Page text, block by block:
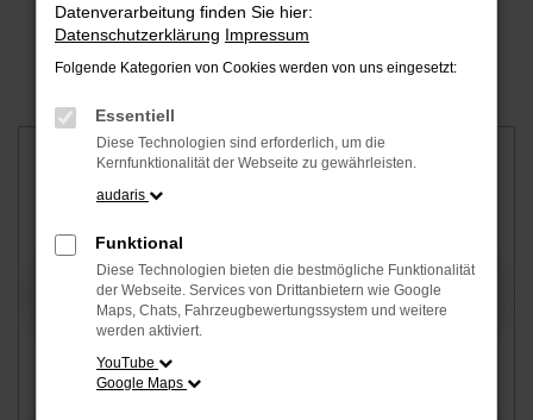
Wir finden jedes Fahrzeug für Sie
Fahrzeugdaten
Hersteller*
Modell
Datenverarbeitung finden Sie hier:
Datenschutzerklärung Impressum
Folgende Kategorien von Cookies werden von uns eingesetzt:
Essentiell
Diese Technologien sind erforderlich, um die
Kernfunktionalität der Webseite zu gewährleisten.
audaris
Funktional
Diese Technologien bieten die bestmögliche Funktionalität
der Webseite. Services von Drittanbietern wie Google
Maps, Chats, Fahrzeugbewertungssystem und weitere
werden aktiviert.
YouTube
Google Maps